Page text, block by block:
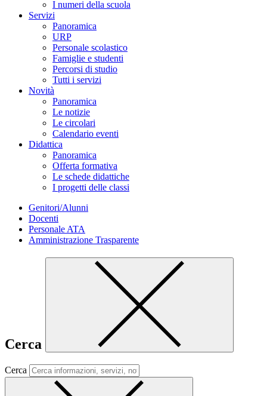
I numeri della scuola
Servizi
Panoramica
URP
Personale scolastico
Famiglie e studenti
Percorsi di studio
Tutti i servizi
Novità
Panoramica
Le notizie
Le circolari
Calendario eventi
Didattica
Panoramica
Offerta formativa
Le schede didattiche
I progetti delle classi
Genitori/Alunni
Docenti
Personale ATA
Amministrazione Trasparente
Cerca
Cerca